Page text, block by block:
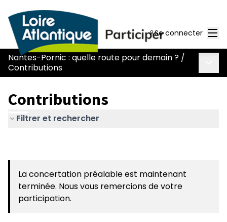
Se connecter
Nantes-Pornic : quelle route pour demain ? /
Contributions
Contributions
Filtrer et rechercher
La concertation préalable est maintenant
terminée. Nous vous remercions de votre
participation.